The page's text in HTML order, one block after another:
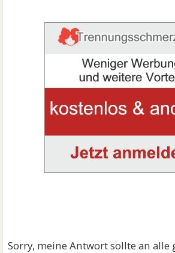
Sorry, meine Antwort sollte an alle